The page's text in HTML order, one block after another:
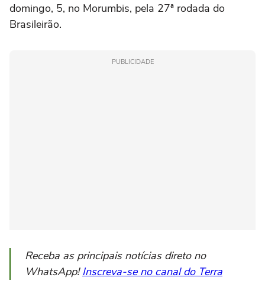
domingo, 5, no Morumbis, pela 27ª rodada do
Brasileirão.
PUBLICIDADE
Receba as principais notícias direto no
WhatsApp!Inscreva-se no canal do Terra